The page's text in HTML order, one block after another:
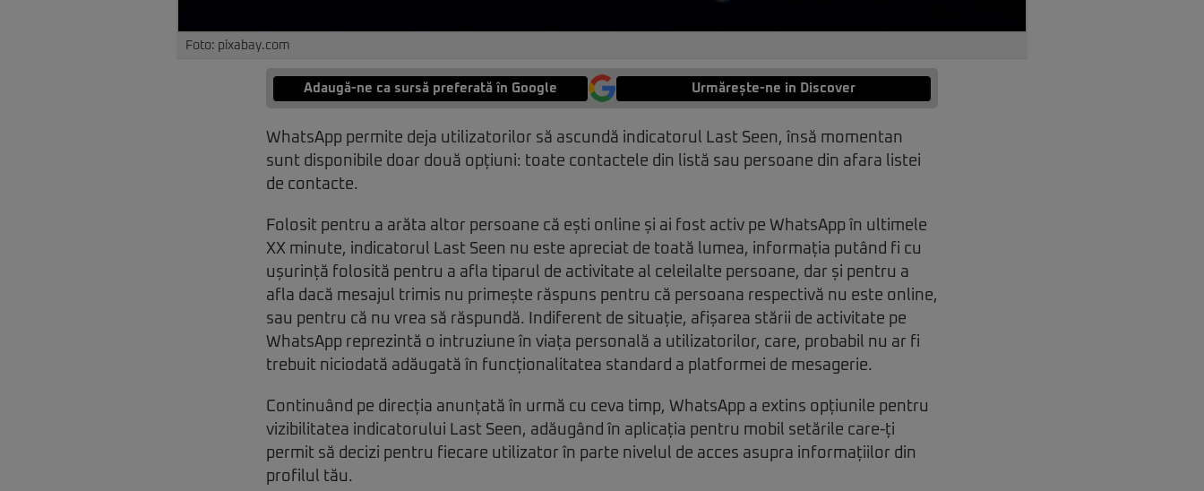
Foto: pixabay.com
Adaugă-ne ca sursă preferată în Google Urmărește-ne in Discover
WhatsApp permite deja utilizatorilor să ascundă indicatorul Last Seen, însă momentan
sunt disponibile doar două opțiuni: toate contactele din listă sau persoane din afara listei
de contacte.
Folosit pentru a arăta altor persoane că ești online și ai fost activ pe WhatsApp în ultimele
XX minute, indicatorul Last Seen nu este apreciat de toată lumea, informația putând fi cu
ușurință folosită pentru a afla tiparul de activitate al celeilalte persoane, dar și pentru a
afla dacă mesajul trimis nu primește răspuns pentru că persoana respectivă nu este online,
sau pentru că nu vrea să răspundă. Indiferent de situație, afișarea stării de activitate pe
WhatsApp reprezintă o intruziune în viața personală a utilizatorilor, care, probabil nu ar fi
trebuit niciodată adăugată în funcționalitatea standard a platformei de mesagerie.
Continuând pe direcția anunțată în urmă cu ceva timp, WhatsApp a extins opțiunile pentru
vizibilitatea indicatorului Last Seen, adăugând în aplicația pentru mobil setările care-ți
permit să decizi pentru fiecare utilizator în parte nivelul de acces asupra informațiilor din
profilul tău.